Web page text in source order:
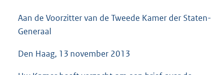
Aan de Voorzitter van de Tweede Kamer der Staten-
Generaal
Den Haag, 13 november 2013